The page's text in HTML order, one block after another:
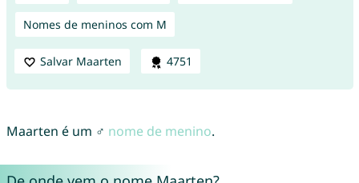
Nomes de meninos com M
Salvar Maarten 4751
Maarten é um ♂ nome de menino.